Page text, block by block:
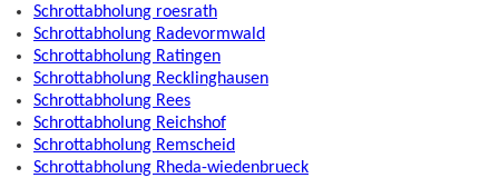
Schrottabholung roesrath
Schrottabholung Radevormwald
Schrottabholung Ratingen
Schrottabholung Recklinghausen
Schrottabholung Rees
Schrottabholung Reichshof
Schrottabholung Remscheid
Schrottabholung Rheda-wiedenbrueck